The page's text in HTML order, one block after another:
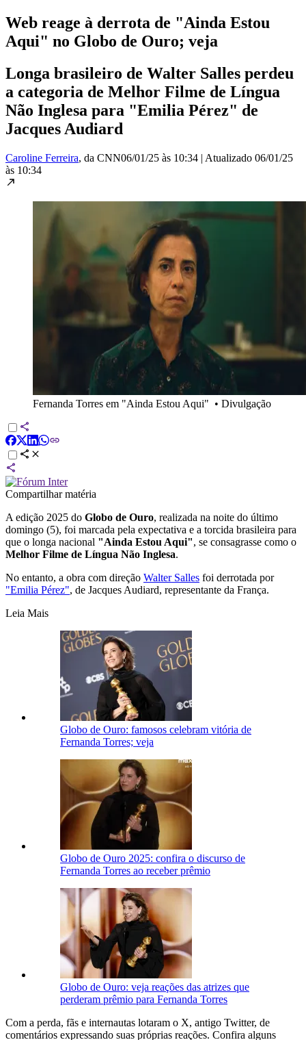
Web reage à derrota de "Ainda Estou
Aqui" no Globo de Ouro; veja
Longa brasileiro de Walter Salles perdeu
a categoria de Melhor Filme de Língua
Não Inglesa para "Emilia Pérez" de
Jacques Audiard
Caroline Ferreira, da CNN06/01/25 às 10:34 | Atualizado 06/01/25
às 10:34
Fernanda Torres em "Ainda Estou Aqui" • Divulgação
Compartilhar matéria
A edição 2025 do Globo de Ouro, realizada na noite do último
domingo (5), foi marcada pela expectativa e a torcida brasileira para
que o longa nacional "Ainda Estou Aqui", se consagrasse como o
Melhor Filme de Língua Não Inglesa.
No entanto, a obra com direção Walter Salles foi derrotada por
"Emilia Pérez", de Jacques Audiard, representante da França.
Leia Mais
Globo de Ouro: famosos celebram vitória de
Fernanda Torres; veja
Globo de Ouro 2025: confira o discurso de
Fernanda Torres ao receber prêmio
Globo de Ouro: veja reações das atrizes que
perderam prêmio para Fernanda Torres
Com a perda, fãs e internautas lotaram o X, antigo Twitter, de
comentários expressando suas próprias reações. Confira alguns